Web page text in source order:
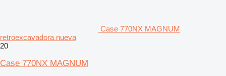
Case 770NX MAGNUM
retroexcavadora nueva
20
Case 770NX MAGNUM